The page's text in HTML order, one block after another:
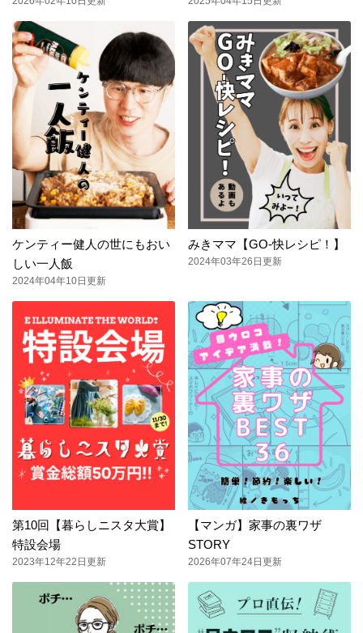
ケンティー健人の世にもおい
しい一人飯
2024年04年10日更新
みきママ【GO-快レシピ！】
2024年03年26日更新
第10回【暮らしニスタ大賞】
特設会場
2023年12年22日更新
【マンガ】家事の裏ワザ
STORY
2026年07年24日更新